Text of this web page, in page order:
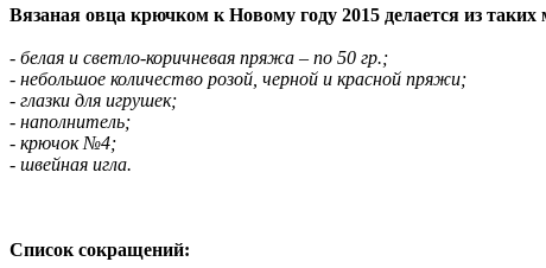
Вязаная овца крючком к Новому году 2015 делается из таких
- белая и светло-коричневая пряжа – по 50 гр.;
- небольшое количество розой, черной и красной пряжи;
- глазки для игрушек;
- наполнитель;
- крючок №4;
- швейная игла.
Список сокращений: